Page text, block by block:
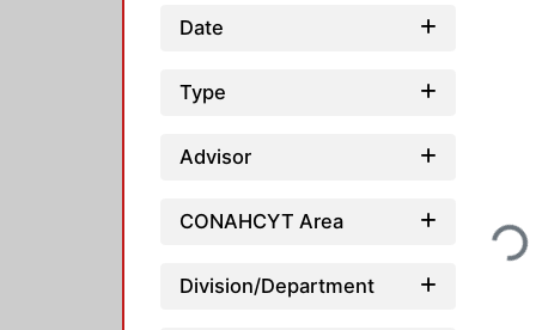
Date
Type
Advisor
CONAHCYT Area
Division/Department
Loading...